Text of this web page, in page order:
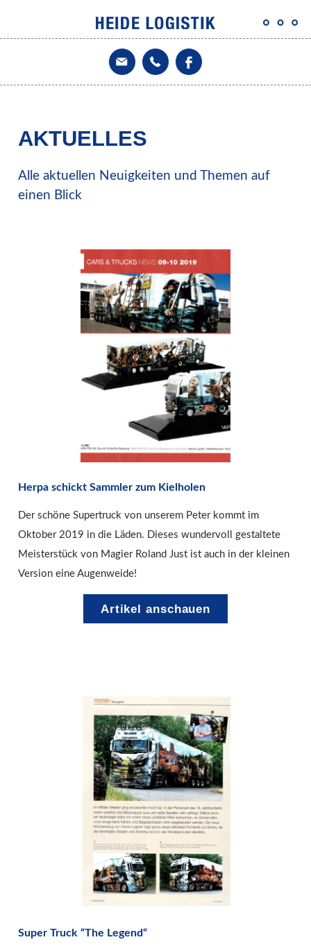
AKTUELLES
Alle aktuellen Neuigkeiten und Themen auf
einen Blick
Herpa schickt Sammler zum Kielholen
Der schöne Supertruck von unserem Peter kommt im
Oktober 2019 in die Läden. Dieses wundervoll gestaltete
Meisterstück von Magier Roland Just ist auch in der kleinen
Version eine Augenweide!
Artikel anschauen
Super Truck “The Legend“